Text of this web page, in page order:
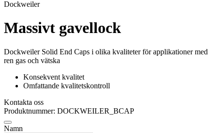
Dockweiler
Massivt gavellock
Dockweiler Solid End Caps i olika kvaliteter för applikationer med
ren gas och vätska
Konsekvent kvalitet
Omfattande kvalitetskontroll
Kontakta oss
Produktnummer: DOCKWEILER_BCAP
Namn